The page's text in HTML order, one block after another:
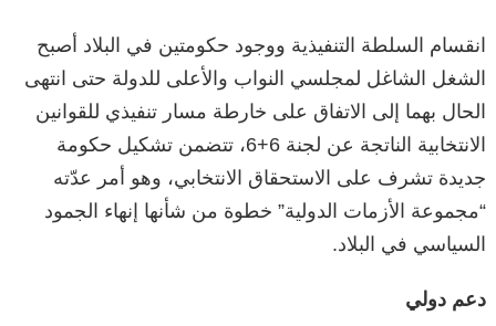
انقسام السلطة التنفيذية ووجود حكومتين في البلاد أصبح
الشغل الشاغل لمجلسي النواب والأعلى للدولة حتى انتهى
الحال بهما إلى الاتفاق على خارطة مسار تنفيذي للقوانين
الانتخابية الناتجة عن لجنة 6+6، تتضمن تشكيل حكومة
جديدة تشرف على الاستحقاق الانتخابي، وهو أمر عدّته
“مجموعة الأزمات الدولية” خطوة من شأنها إنهاء الجمود
السياسي في البلاد.
دعم دولي